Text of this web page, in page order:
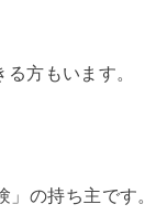
方もいます。
の持ち主です。